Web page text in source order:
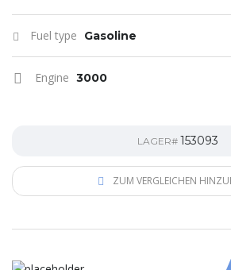
Fuel type Gasoline
Engine 3000
LAGER# 153093
ZUM VERGLEICHEN